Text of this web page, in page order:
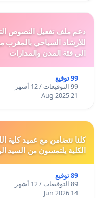
للارشاد السياحي بالمغرب
الى فئة المدن والمدارات
99 توقيع
99 التوقيعات / 12 أشهر
21 Aug 2025
كلنا نتضامن مع عميد كلية
الكلية يلتمسون من السيد
89 توقيع
89 التوقيعات / 12 أشهر
14 Jun 2026